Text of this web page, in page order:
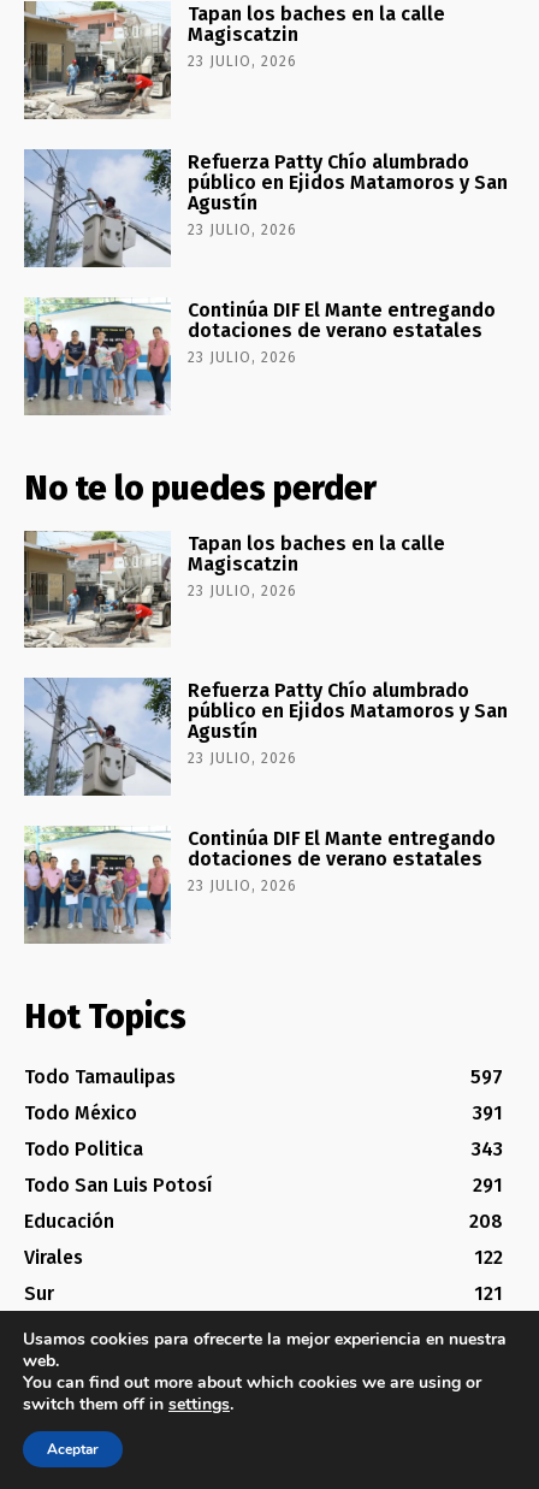
Tapan los baches en la calle
Magiscatzin
23 JULIO, 2026
Refuerza Patty Chío alumbrado
público en Ejidos Matamoros y San
Agustín
23 JULIO, 2026
Continúa DIF El Mante entregando
dotaciones de verano estatales
23 JULIO, 2026
No te lo puedes perder
Tapan los baches en la calle
Magiscatzin
23 JULIO, 2026
Refuerza Patty Chío alumbrado
público en Ejidos Matamoros y San
Agustín
23 JULIO, 2026
Continúa DIF El Mante entregando
dotaciones de verano estatales
23 JULIO, 2026
Hot Topics
Todo Tamaulipas
597
Todo México
391
Todo Politica
343
Todo San Luis Potosí
291
Educación
208
Virales
122
Sur
121
Voto Tamaulipas 2022
93
TodoTamaulipas
Usamos cookies para ofrecerte la mejor experiencia en nuestra
web.
You can find out more about which cookies we are using or
switch them off in settings.
Aceptar